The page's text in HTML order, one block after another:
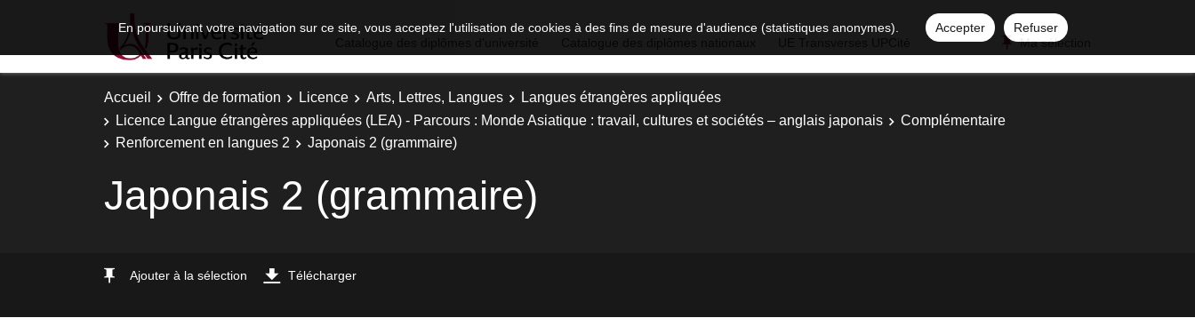
En poursuivant votre navigation sur ce site, vous acceptez l'utilisation de cookies à des fins de mesure d'audience (statistiques anonymes). Accepter
Refuser
Ma sélection
Accueil Offre de formation Licence Arts, Lettres, Langues
Langues étrangères appliquées
Licence Langue étrangères appliquées (LEA) - Parcours : Monde Asiatique : travail, cultures et sociétés – anglais japonais
Complémentaire
Renforcement en langues 2
Japonais 2 (grammaire)
Japonais 2 (grammaire)
Ajouter à la sélection Télécharger